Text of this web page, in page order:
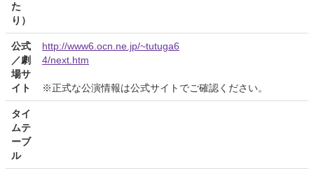
た
り）
公式
／劇
場サ
イト
http://www6.ocn.ne.jp/~tutuga6
4/next.htm
※正式な公演情報は公式サイトでご確認ください。
タイ
ムテ
ーブ
ル